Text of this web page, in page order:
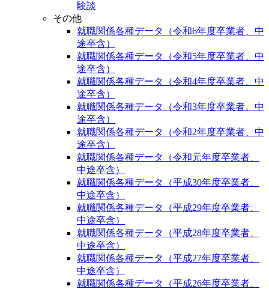
験談
その他
就職関係各種データ（令和6年度卒業者、中
途卒含）
就職関係各種データ（令和5年度卒業者、中
途卒含）
就職関係各種データ（令和4年度卒業者、中
途卒含）
就職関係各種データ（令和3年度卒業者、中
途卒含）
就職関係各種データ（令和2年度卒業者、中
途卒含）
就職関係各種データ（令和元年度卒業者、
中途卒含）
就職関係各種データ（平成30年度卒業者、
中途卒含）
就職関係各種データ（平成29年度卒業者、
中途卒含）
就職関係各種データ（平成28年度卒業者、
中途卒含）
就職関係各種データ（平成27年度卒業者、
中途卒含）
就職関係各種データ（平成26年度卒業者、